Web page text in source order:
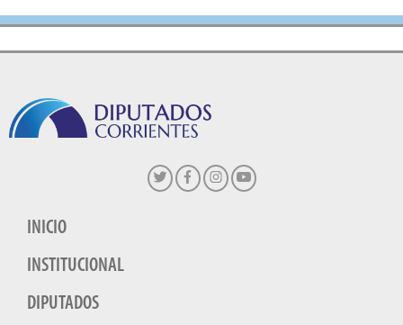
INICIO
INSTITUCIONAL
DIPUTADOS